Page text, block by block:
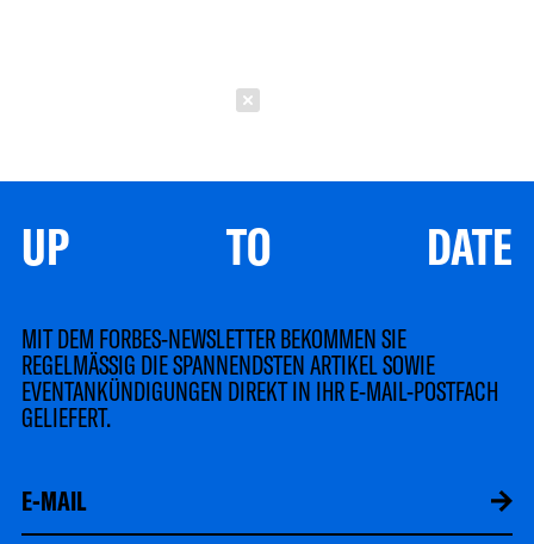
UP TO DATE
MIT DEM FORBES-NEWSLETTER BEKOMMEN SIE
REGELMÄSSIG DIE SPANNENDSTEN ARTIKEL SOWIE
EVENTANKÜNDIGUNGEN DIREKT IN IHR E-MAIL-POSTFACH
GELIEFERT.